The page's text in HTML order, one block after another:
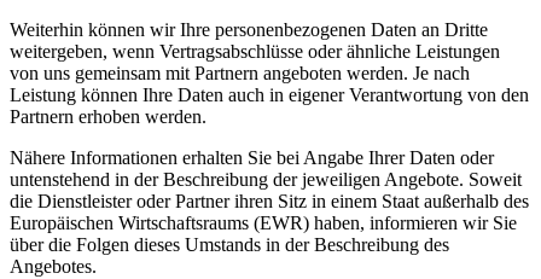
Weiterhin können wir Ihre personenbezogenen Daten an Dritte
weitergeben, wenn Vertragsabschlüsse oder ähnliche Leistungen
von uns gemeinsam mit Partnern angeboten werden. Je nach
Leistung können Ihre Daten auch in eigener Verantwortung von den
Partnern erhoben werden.
Nähere Informationen erhalten Sie bei Angabe Ihrer Daten oder
untenstehend in der Beschreibung der jeweiligen Angebote. Soweit
die Dienstleister oder Partner ihren Sitz in einem Staat außerhalb des
Europäischen Wirtschaftsraums (EWR) haben, informieren wir Sie
über die Folgen dieses Umstands in der Beschreibung des
Angebotes.